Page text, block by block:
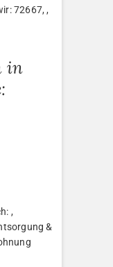
72667, ,
in
,
&